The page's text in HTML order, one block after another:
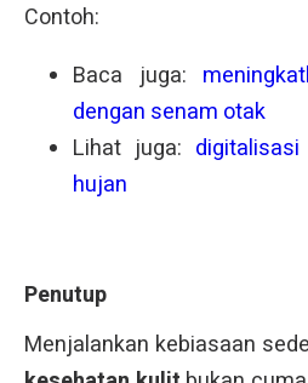
Contoh:
Baca juga:
dengan senam otak
Lihat juga:
hujan
Penutup
Menjalankan kebiasaan